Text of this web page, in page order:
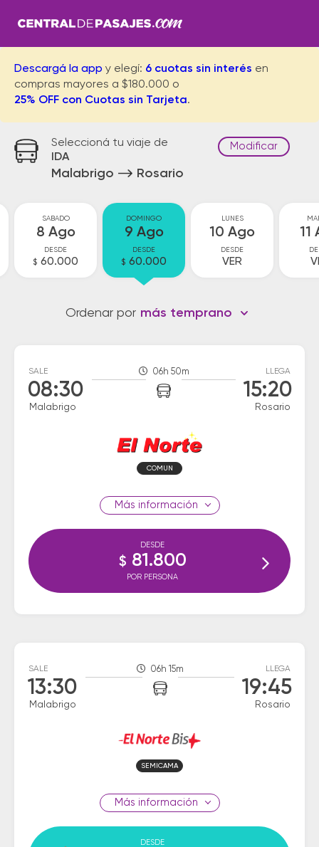
Descargá la app y elegí: 6 cuotas sin interés en
compras mayores a $180.000 o
25% OFF con Cuotas sin Tarjeta.
Seleccioná tu viaje de
IDA
Malabrigo Rosario
Modificar
SABADO
8 Ago
DESDE
$ 60.000
DOMINGO
9 Ago
DESDE
$ 60.000
LUNES
10 Ago
DESDE
VER
11
Ordenar por más temprano
SALE
08:30
Malabrigo
06h 50m LLEGA
15:20
Rosario
COMUN
información
DESDE
$ 81.800
POR PERSONA
SALE
13:30
Malabrigo
06h 15m LLEGA
19:45
Rosario
SEMICAMA
información
DESDE